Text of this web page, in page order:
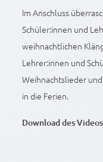
Im Anschluss
Schüler:innen und
weihnachtlichen
Lehrer:innen und
Weihnachtslieder
in die Ferien.
Download des Videos